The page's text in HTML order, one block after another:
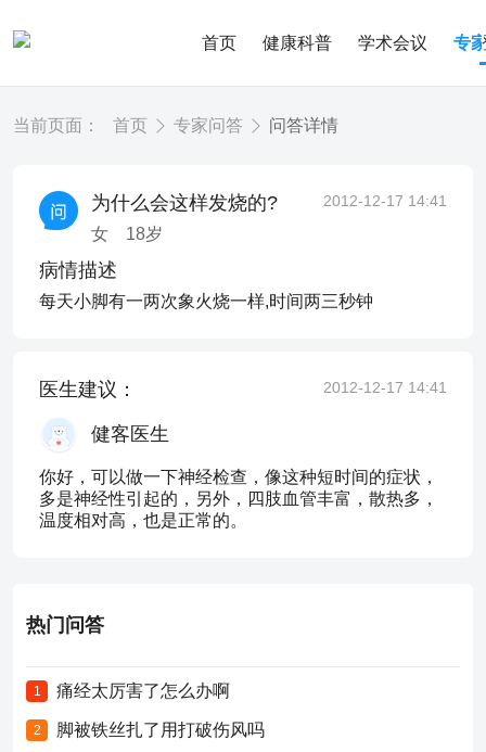
首页 健康科普 学术会议 专
当前页面： 首页 专家问答 问答详情
为什么会这样发烧的?
女 18岁
2012-12-17 14:41
病情描述
每天小脚有一两次象火烧一样,时间两三秒钟
医生建议： 2012-12-17 14:41
健客医生
你好，可以做一下神经检查，像这种短时间的症状，
多是神经性引起的，另外，四肢血管丰富，散热多，
温度相对高，也是正常的。
热门问答
1 痛经太厉害了怎么办啊
2 脚被铁丝扎了用打破伤风吗